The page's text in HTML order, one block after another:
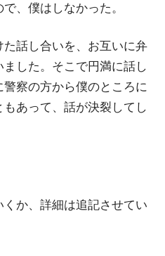
、僕はしなかった。
た話し合いを、お互いに弁
した。そこで円満に話し
察の方から僕のところに
あって、話が決裂してし
か、詳細は追記させてい